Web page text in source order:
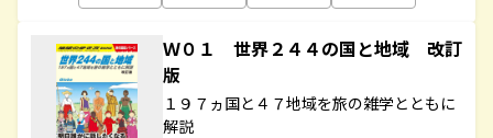
Ｗ０１ 世界２４４の国と地域 改訂
版
１９７ヵ国と４７地域を旅の雑学とともに
解説